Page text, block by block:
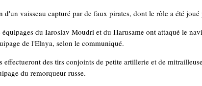
vaisseau capturé par de faux pirates, dont le rôle a été
du Iaroslav Moudri et du Harusame ont attaqué le
de l'Elnya, selon le communiqué.
effectueront des tirs conjoints de petite artillerie et de
du remorqueur russe.